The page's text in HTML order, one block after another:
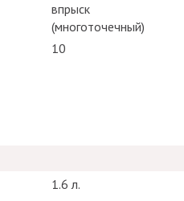
впрыск
(многоточечный)
10
1.6 л.